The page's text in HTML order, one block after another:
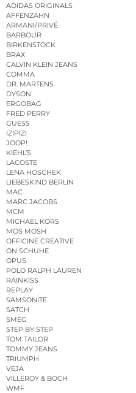
ADIDAS ORIGINALS
AFFENZAHN
ARMANI/PRIVÉ
BARBOUR
BIRKENSTOCK
BRAX
CALVIN KLEIN JEANS
COMMA
DR. MARTENS
DYSON
ERGOBAG
FRED PERRY
GUESS
IZIPIZI
JOOP!
KIEHL’S
LACOSTE
LENA HOSCHEK
LIEBESKIND BERLIN
MAC
MARC JACOBS
MCM
MICHAEL KORS
MOS MOSH
OFFICINE CREATIVE
ON SCHUHE
OPUS
POLO RALPH LAUREN
RAINKISS
REPLAY
SAMSONITE
SATCH
SMEG
STEP BY STEP
TOM TAILOR
TOMMY JEANS
TRIUMPH
VEJA
VILLEROY & BOCH
WMF